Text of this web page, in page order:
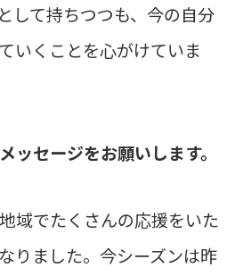
して持ちつつも、今の自分
いくことを心がけていま
ッセージをお願いします。
域でたくさんの応援をいた
りました。今シーズンは昨